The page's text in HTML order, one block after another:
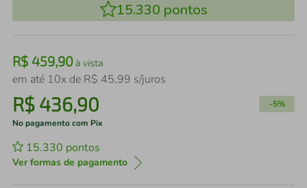
15.330 pontos
R$ 459,90à vista
em até 10x de R$ 45,99 s/juros
R$ 436,90 -5%
No pagamento com Pix
15.330 pontos
Ver formas de pagamento